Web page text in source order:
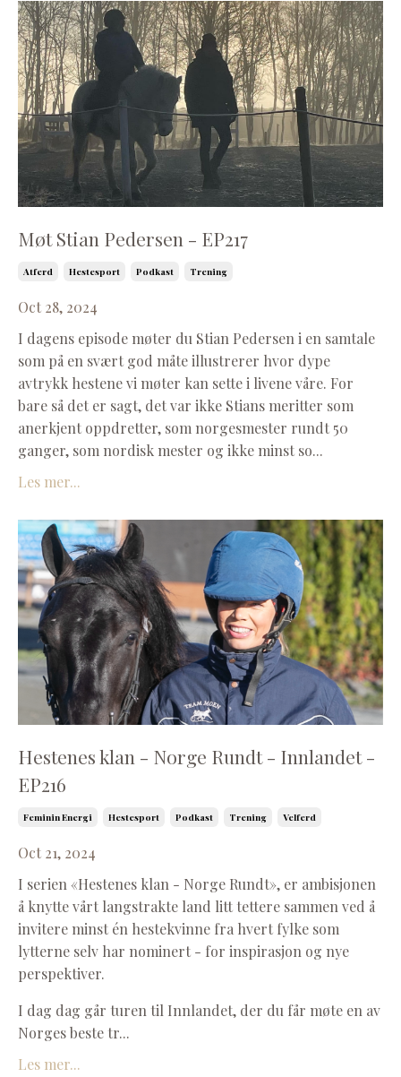
Møt Stian Pedersen - EP217
Atferd Hestesport Podkast Trening
Oct 28, 2024
I dagens episode møter du Stian Pedersen i en samtale
som på en svært god måte illustrerer hvor dype
avtrykk hestene vi møter kan sette i livene våre. For
bare så det er sagt, det var ikke Stians meritter som
anerkjent oppdretter, som norgesmester rundt 50
ganger, som nordisk mester og ikke minst so...
Les mer...
Hestenes klan - Norge Rundt - Innlandet -
EP216
Feminin Energi Hestesport Podkast Trening Velferd
Oct 21, 2024
I serien «Hestenes klan - Norge Rundt», er ambisjonen
å knytte vårt langstrakte land litt tettere sammen ved å
invitere minst én hestekvinne fra hvert fylke som
lytterne selv har nominert - for inspirasjon og nye
perspektiver.
I dag dag går turen til Innlandet, der du får møte en av
Norges beste tr...
Les mer...